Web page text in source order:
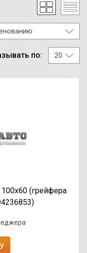
по:
(грейфера